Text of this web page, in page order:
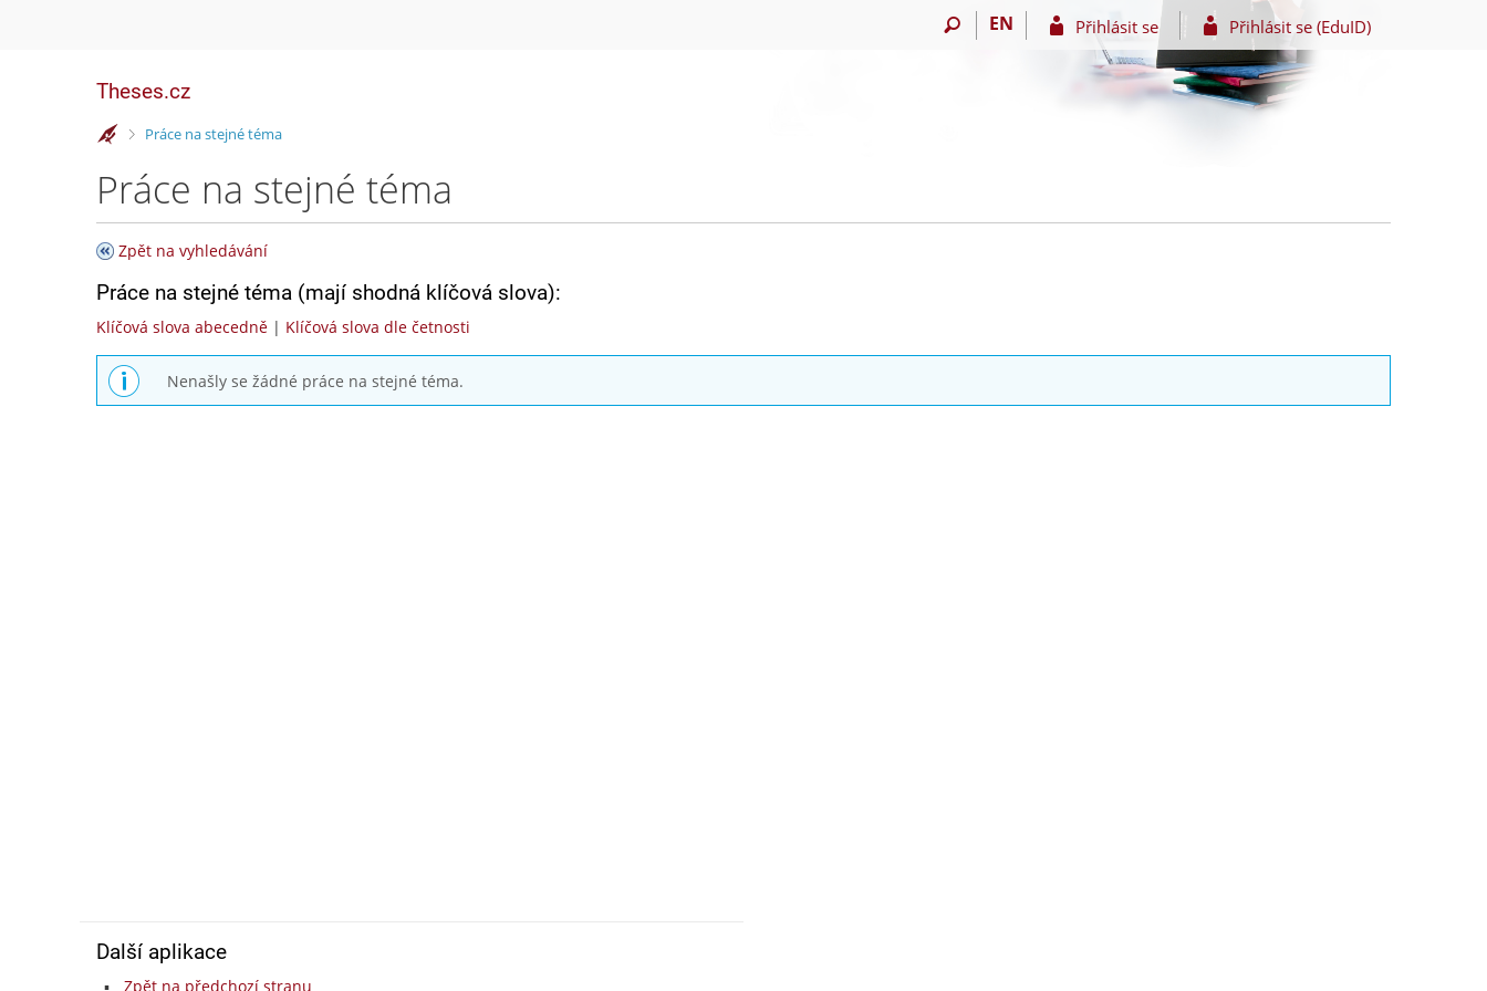
EN Přihlásit se Přihlásit se (EduID)
Theses.cz
>Práce na stejné téma
Práce na stejné téma
Zpět na vyhledávání
Práce na stejné téma (mají shodná klíčová slova):
Klíčová slova abecedně | Klíčová slova dle četnosti
Nenašly se žádné práce na stejné téma.
Další aplikace
Zpět na předchozí stranu